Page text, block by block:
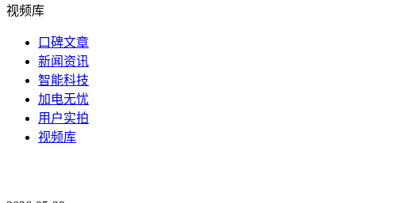
视频库
口碑文章
新闻资讯
智能科技
加电无忧
用户实拍
视频库